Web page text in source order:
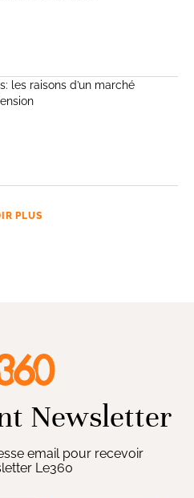
les raisons d’un marché
PLUS
Newsletter
email pour recevoir
Le360